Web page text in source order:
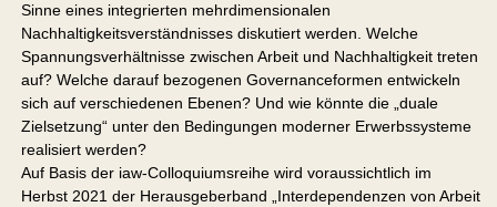
Sinne eines integrierten mehrdimensionalen
Nachhaltigkeitsverständnisses diskutiert werden. Welche
Spannungsverhältnisse zwischen Arbeit und Nachhaltigkeit treten
auf? Welche darauf bezogenen Governanceformen entwickeln
sich auf verschiedenen Ebenen? Und wie könnte die „duale
Zielsetzung“ unter den Bedingungen moderner Erwerbssysteme
realisiert werden?
Auf Basis der iaw-Colloquiumsreihe wird voraussichtlich im
Herbst 2021 der Herausgeberband „Interdependenzen von Arbeit